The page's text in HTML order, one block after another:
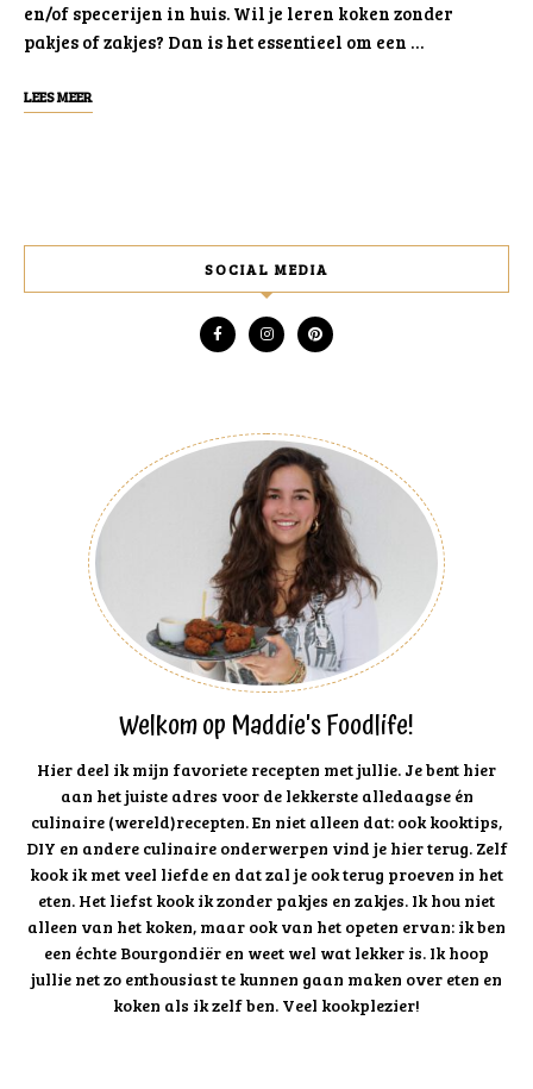
en/of specerijen in huis. Wil je leren koken zonder
pakjes of zakjes? Dan is het essentieel om een …
LEES MEER
SOCIAL MEDIA
Welkom op Maddie's Foodlife!
Hier deel ik mijn favoriete recepten met jullie. Je bent hier
aan het juiste adres voor de lekkerste alledaagse én
culinaire (wereld)recepten. En niet alleen dat: ook kooktips,
DIY en andere culinaire onderwerpen vind je hier terug. Zelf
kook ik met veel liefde en dat zal je ook terug proeven in het
eten. Het liefst kook ik zonder pakjes en zakjes. Ik hou niet
alleen van het koken, maar ook van het opeten ervan: ik ben
een échte Bourgondiër en weet wel wat lekker is. Ik hoop
jullie net zo enthousiast te kunnen gaan maken over eten en
koken als ik zelf ben. Veel kookplezier!